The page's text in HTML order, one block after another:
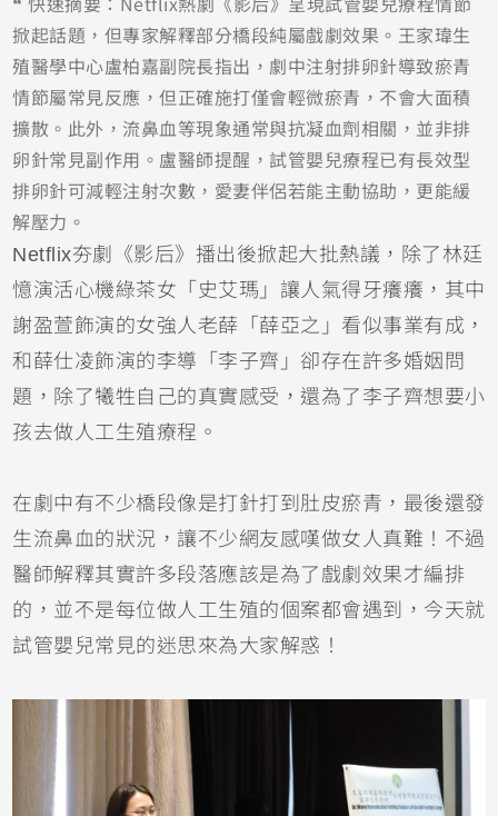
掀起話題，但專家解釋部分橋段純屬戲劇效果。王家瑋生
殖醫學中心盧柏嘉副院長指出，劇中注射排卵針導致瘀青
情節屬常見反應，但正確施打僅會輕微瘀青，不會大面積
擴散。此外，流鼻血等現象通常與抗凝血劑相關，並非排
卵針常見副作用。盧醫師提醒，試管嬰兒療程已有長效型
排卵針可減輕注射次數，愛妻伴侶若能主動協助，更能緩
解壓力。
Netflix夯劇《影后》播出後掀起大批熱議，除了林廷
憶演活心機綠茶女「史艾瑪」讓人氣得牙癢癢，其中
謝盈萱飾演的女強人老薛「薛亞之」看似事業有成，
和薛仕凌飾演的李導「李子齊」卻存在許多婚姻問
題，除了犧牲自己的真實感受，還為了李子齊想要小
孩去做人工生殖療程。
在劇中有不少橋段像是打針打到肚皮瘀青，最後還發
生流鼻血的狀況，讓不少網友感嘆做女人真難！不過
醫師解釋其實許多段落應該是為了戲劇效果才編排
的，並不是每位做人工生殖的個案都會遇到，今天就
試管嬰兒常見的迷思來為大家解惑！